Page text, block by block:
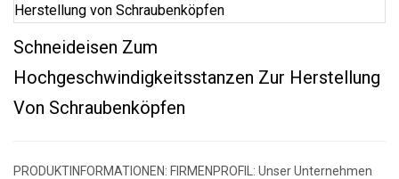
Schneideisen Zum
Hochgeschwindigkeitsstanzen Zur Herstellung
Von Schraubenköpfen
PRODUKTINFORMATIONEN: FIRMENPROFIL: Unser Unternehmen